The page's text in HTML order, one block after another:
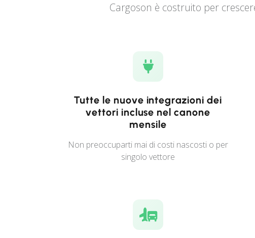
Cargoson è costruito per
Tutte le nuove integrazioni dei
vettori incluse nel canone
mensile
Non preoccuparti mai di costi nascosti o per
singolo vettore